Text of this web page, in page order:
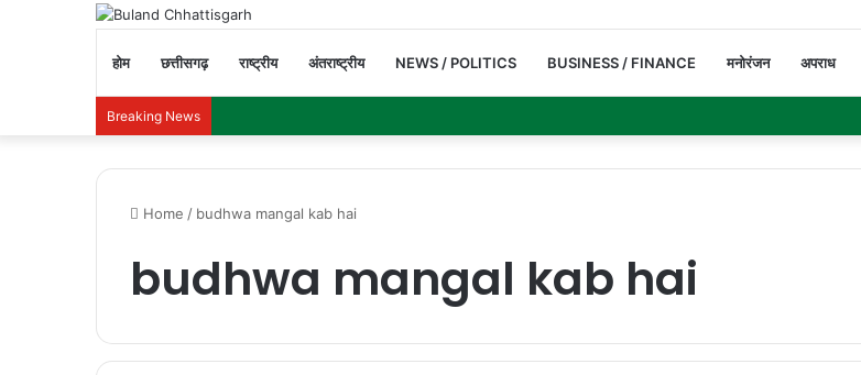
होम छत्तीसगढ़ राष्ट्रीय अंतराष्ट्रीय NEWS / POLITICS BUSINESS / FINANCE मनोरंजन अपराध
Breaking News
Home / budhwa mangal kab hai
budhwa mangal kab hai